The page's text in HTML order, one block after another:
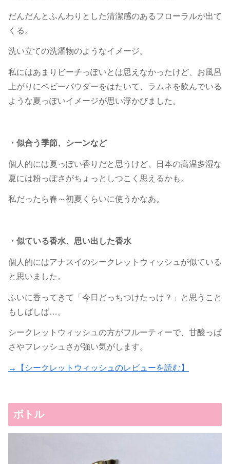
だんだんとふんわりとした清潔感のあるフローラルが出て
くる。
洗い立ての洗濯物のようなイメージ。
私にはあまりビーチっぽいとは思えなかったけど、お風呂
上がりにベビーパウダーをはたいて、ラムネを飲んでいる
ような夏っぽいイメージが思い浮かびました。
・似合う季節、シーンなど
個人的には夏っぽい香りだと思うけど、日本の高温多湿な
夏には粉っぽさがちょっとしつこく思えるかも。
私だったら春～初夏くらいに使うかなあ。
・似ている香水、思い出した香水
個人的にはアナスイのシークレットウィッシュが似ている
と思いました。
ふいに香ってきて「今日どっちつけたっけ？」と思うこと
もしばしば…。
シークレットウィッシュの方がフルーティーで、甘酸っぱ
さやフレッシュさが強い気がします。
→【シークレットウィッシュのレビューを読む】
ボトル